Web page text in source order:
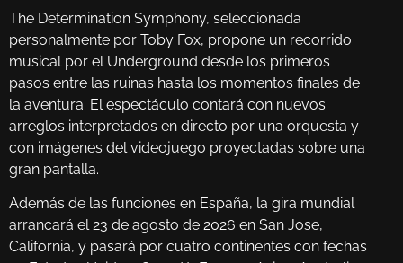
The Determination Symphony, seleccionada
personalmente por Toby Fox, propone un recorrido
musical por el Underground desde los primeros
pasos entre las ruinas hasta los momentos finales de
la aventura. El espectáculo contará con nuevos
arreglos interpretados en directo por una orquesta y
con imágenes del videojuego proyectadas sobre una
gran pantalla.
Además de las funciones en España, la gira mundial
arrancará el 23 de agosto de 2026 en San Jose,
California, y pasará por cuatro continentes con fechas